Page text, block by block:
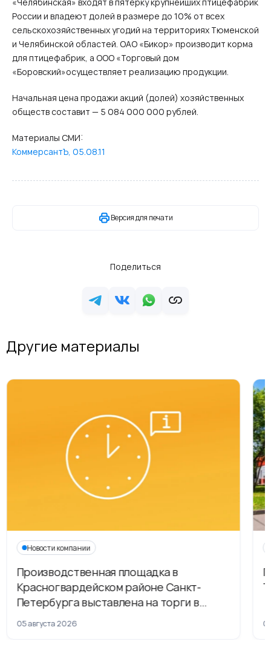
России и владеют долей в размере до 10% от всех
сельскохозяйственных угодий на территориях Тюменской
и Челябинской областей. ОАО «Бикор» производит корма
для птицефабрик, а ООО «Торговый дом
«Боровский»осуществляет реализацию продукции.
Начальная цена продажи акций (долей) хозяйственных
обществ составит — 5 084 000 000 рублей.
Материалы СМИ:
КоммерсантЪ, 05.08.11
Версия для печати
Поделиться
Другие материалы
Новости компании
Производственная площадка в
Красногвардейском районе Санкт-
Петербурга выставлена на торги в
рамках приватизации
05 августа 2026